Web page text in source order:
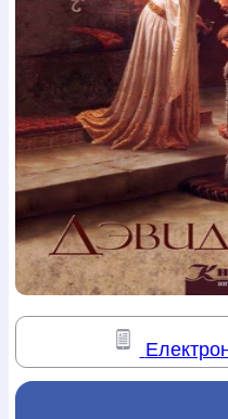
Богослов`я Шлюб і сім`я
Супутні
Періодика
Аудіо Ручки
Закладки для книг
БлокнотиЩоденники /
Вироби з кераміки і глини
Навчальні мапиШкіряні
виробиМіні-лампи
подарункові
Плакати
Подарункові картки
ЗошитиФотокартини
Календарі Канцелярскі
ЛистівкиСувенирна
Книга в комплекті
За додатковою